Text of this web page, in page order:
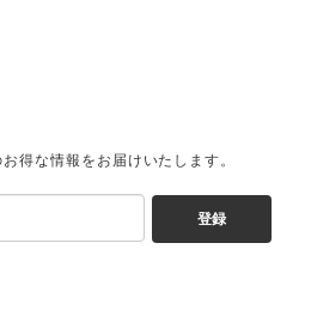
得な情報をお届けいたします。
登録